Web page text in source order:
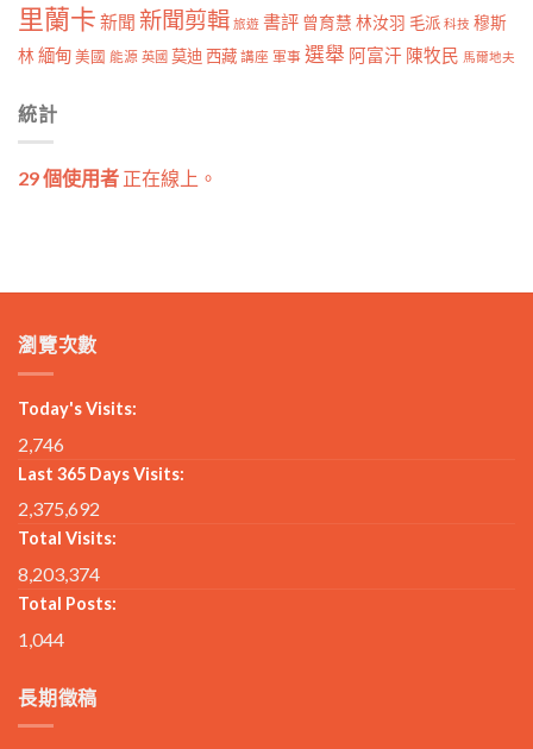
里蘭卡 新聞 新聞剪輯 旅遊 書評 曾育慧 林汝羽 毛派 科技 穆斯
林 緬甸 美國 能源 英國 莫迪 西藏 講座 軍事 選舉 阿富汗 陳牧民 馬爾地夫
統計
29 個使用者 正在線上。
瀏覽次數
Today's Visits:
2,746
Last 365 Days Visits:
2,375,692
Total Visits:
8,203,374
Total Posts:
1,044
長期徵稿